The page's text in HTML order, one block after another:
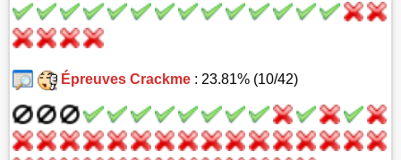
Épreuves Crackme: 23.81% (10/42)